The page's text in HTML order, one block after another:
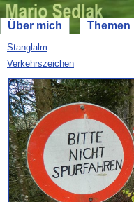
Über mich Themen
Stanglalm
Verkehrszeichen